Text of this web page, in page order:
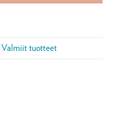
Valmiit tuotteet